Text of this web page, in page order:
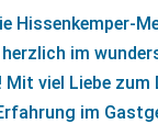
Hissenkemper-
im
Mit viel Liebe zum
im